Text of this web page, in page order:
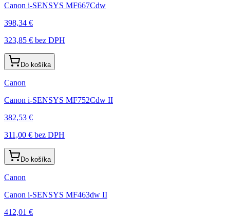
Canon i-SENSYS MF667Cdw
398,34 €
323,85 € bez DPH
Do košíka
Canon
Canon i-SENSYS MF752Cdw II
382,53 €
311,00 € bez DPH
Do košíka
Canon
Canon i-SENSYS MF463dw II
412,01 €